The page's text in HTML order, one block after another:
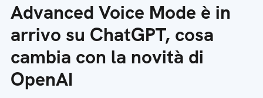
Advanced Voice Mode è in
arrivo su ChatGPT, cosa
cambia con la novità di
OpenAI